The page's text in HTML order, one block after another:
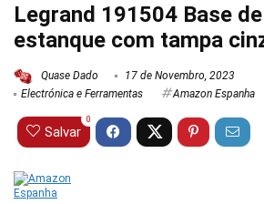
Legrand 191504 Base
estanque com tampa
Quase Dado
17 de Novembro, 2023
Electrónica e Ferramentas
Amazon Espanha
Salvar
0